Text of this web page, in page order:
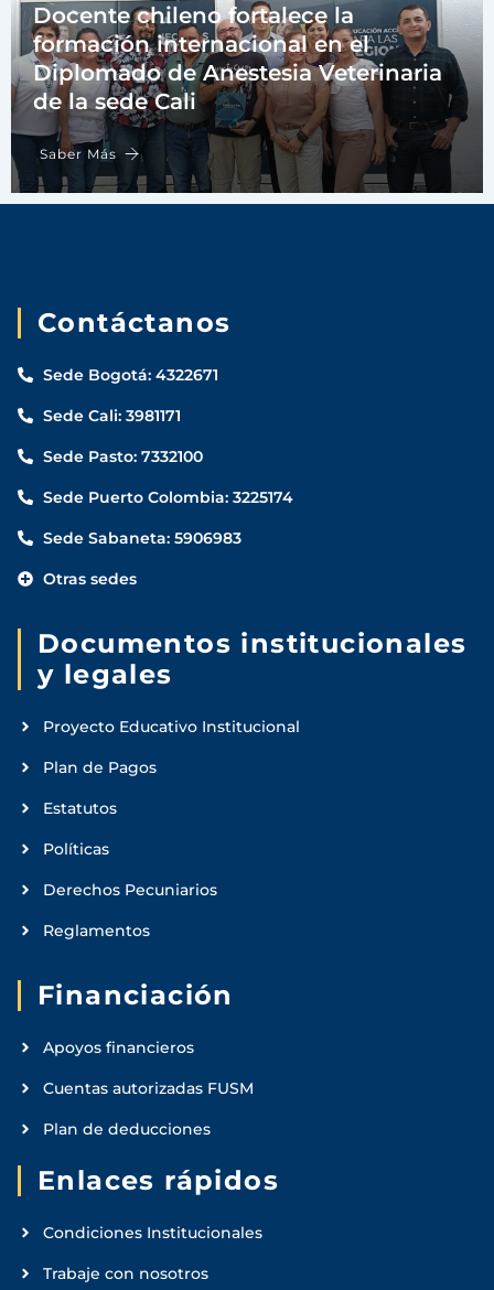
Docente chileno fortalece la
formación internacional en el
Diplomado de Anestesia Veterinaria
de la sede Cali
Saber Más
Contáctanos
Sede Bogotá: 4322671
Sede Cali: 3981171
Sede Pasto: 7332100
Sede Puerto Colombia: 3225174
Sede Sabaneta: 5906983
Otras sedes
Documentos institucionales
y legales
Proyecto Educativo Institucional
Plan de Pagos
Estatutos
Políticas
Derechos Pecuniarios
Reglamentos
Financiación
Apoyos financieros
Cuentas autorizadas FUSM
Plan de deducciones
Enlaces rápidos
Condiciones Institucionales
Trabaje con nosotros